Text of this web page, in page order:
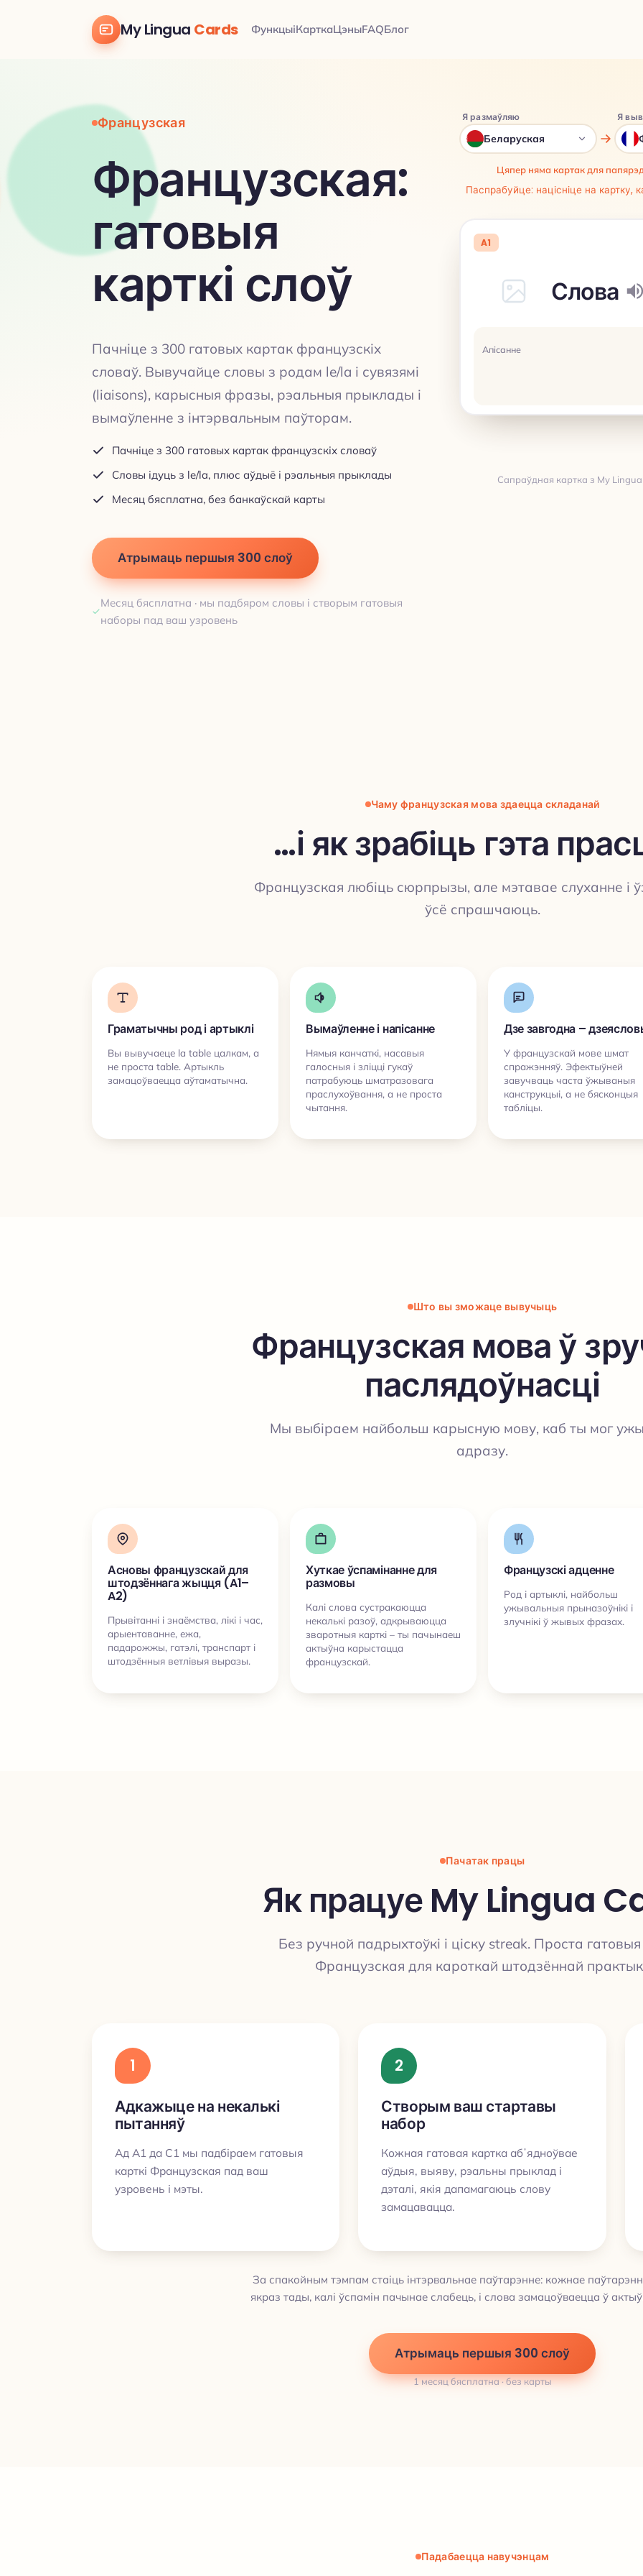
My Lingua Cards ФункцыіКарткаЦэныFAQБлог
Французская
Французская:
гатовыя
карткі слоў
Пачніце з 300 гатовых картак французскіх
словаў. Вывучайце словы з родам le/la і сувязямі
(liaisons), карысныя фразы, рэальныя прыклады і
вымаўленне з інтэрвальным паўторам.
Пачніце з 300 гатовых картак французскіх словаў
Словы ідуць з le/la, плюс аўдыё і рэальныя прыклады
Месяц бясплатна, без банкаўскай карты
Атрымаць першыя 300 слоў
Месяц бясплатна · мы падбяром словы і створым гатовыя
наборы пад ваш узровень
Я размаўляю
Беларуская
Я
Цяпер няма картак для
Паспрабуйце: націсніце на картку,
A1
Слова
Апісанне
Сапраўдная картка з My Lingua
Чаму французская мова здаецца складанай
…і як зрабіць гэта
Французская любіць сюрпрызы, але мэтавае слуханне і
ўсё спрашчаюць.
Граматычны род і артыклі
Вы вывучаеце la table цалкам, а
не проста table. Артыкль
замацоўваецца аўтаматычна.
Вымаўленне і напісанне
Нямыя канчаткі, насавыя
галосныя і зліцці гукаў
патрабуюць шматразовага
праслухоўвання, а не проста
чытання.
Дзе завгодна –
У французскай мове шмат
спражэнняў. Эфектыўней
завучваць часта ўжываныя
канструкцыі, а не бясконцыя
табліцы.
Што вы зможаце вывучыць
Французская мова ў
паслядоўнасці
Мы выбіраем найбольш карысную мову, каб ты мог
адразу.
Асновы французскай для
штодзённага жыцця (A1–
A2)
Прывітанні і знаёмства, лікі і час,
арыентаванне, ежа,
падарожжы, гатэлі, транспарт і
штодзённыя ветлівыя выразы.
Хуткае ўспамінанне для
размовы
Калі слова сустракаюцца
некалькі разоў, адкрываюцца
зваротныя карткі – ты пачынаеш
актыўна карыстацца
французскай.
Французскі адценне
Род і артыклі, найбольш
ужывальныя прыназоўнікі і
злучнікі ў жывых фразах.
Пачатак працы
Як працуе My Lingua
Без ручной падрыхтоўкі і ціску streak. Проста гатовыя
Французская для кароткай штодзённай
1
Адкажыце на некалькі
пытанняў
Ад A1 да C1 мы падбіраем гатовыя
карткі Французская пад ваш
узровень і мэты.
2
Створым ваш стартавы
набор
Кожная гатовая картка абʼядноўвае
аўдыя, выяву, рэальны прыклад і
дэталі, якія дапамагаюць слову
замацавацца.
За спакойным тэмпам стаіць інтэрвальнае паўтарэнне: кожнае
якраз тады, калі ўспамін пачынае слабець, і слова замацоўваецца ў
Атрымаць першыя 300 слоў
1 месяц бясплатна · без карты
Падабаецца навучэнцам